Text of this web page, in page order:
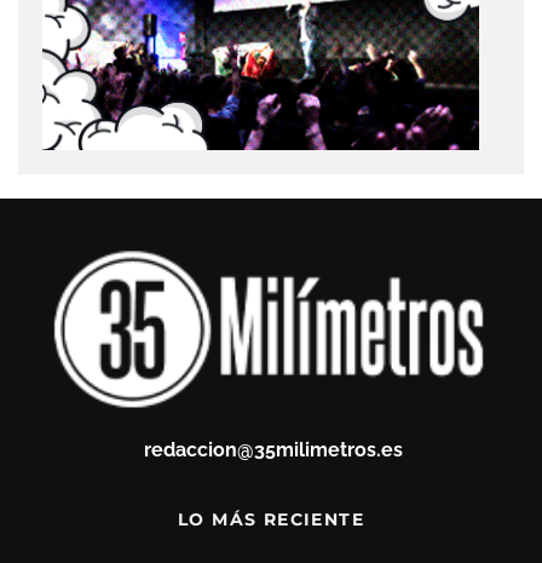
redaccion@35milimetros.es
LO MÁS RECIENTE